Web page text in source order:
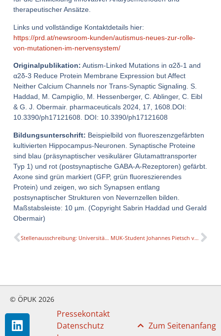
therapeutischer Ansätze.
Links und vollständige Kontaktdetails hier:
https://prd.at/newsroom-kunden/autismus-neues-zur-rolle-
von-mutationen-im-nervensystem/
Originalpublikation: Autism-Linked Mutations in α2δ-1 and
α2δ-3 Reduce Protein Membrane Expression but Affect
Neither Calcium Channels nor Trans-Synaptic Signaling. S.
Haddad, M. Campiglio, M. Hessenberger, C. Ablinger, C. Eibl
& G. J. Obermair. pharmaceuticals 2024, 17, 1608.DOI:
10.3390/ph17121608. DOI: 10.3390/ph17121608
Bildungsunterschrift: Beispielbild von fluoreszenzgefärbten
kultivierten Hippocampus-Neuronen. Synaptische Proteine
sind blau (präsynaptischer vesikulärer Glutamattransporter
Typ 1) und rot (postsynaptische GABA-A-Rezeptoren) gefärbt.
Axone sind grün markiert (GFP, grün fluoreszierendes
Protein) und zeigen, wo sich Synapsen entlang
postsynaptischer Strukturen von Nevernzellen bilden.
Maßstabsleiste: 10 µm. (Copyright Sabrin Haddad und Gerald
Obermair)
Stellenausschreibung: Universitätsprofessur für Angewandte Musikwissenschaft an der GMPU MUK-Student Johannes Pietsch vertritt Österreich beim Song Contest 2025
© ÖPUK 2026
Pressekontakt
Datenschutz
Zum Seitenanfang